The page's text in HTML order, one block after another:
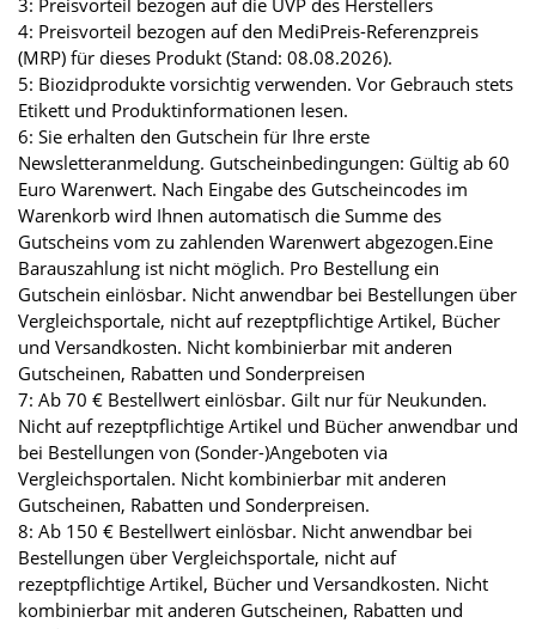
3: Preisvorteil bezogen auf die UVP des Herstellers
4: Preisvorteil bezogen auf den MediPreis-Referenzpreis
(MRP) für dieses Produkt (Stand: 08.08.2026).
5: Biozidprodukte vorsichtig verwenden. Vor Gebrauch stets
Etikett und Produktinformationen lesen.
6: Sie erhalten den Gutschein für Ihre erste
Newsletteranmeldung. Gutscheinbedingungen: Gültig ab 60
Euro Warenwert. Nach Eingabe des Gutscheincodes im
Warenkorb wird Ihnen automatisch die Summe des
Gutscheins vom zu zahlenden Warenwert abgezogen.Eine
Barauszahlung ist nicht möglich. Pro Bestellung ein
Gutschein einlösbar. Nicht anwendbar bei Bestellungen über
Vergleichsportale, nicht auf rezeptpflichtige Artikel, Bücher
und Versandkosten. Nicht kombinierbar mit anderen
Gutscheinen, Rabatten und Sonderpreisen
7: Ab 70 € Bestellwert einlösbar. Gilt nur für Neukunden.
Nicht auf rezeptpflichtige Artikel und Bücher anwendbar und
bei Bestellungen von (Sonder-)Angeboten via
Vergleichsportalen. Nicht kombinierbar mit anderen
Gutscheinen, Rabatten und Sonderpreisen.
8: Ab 150 € Bestellwert einlösbar. Nicht anwendbar bei
Bestellungen über Vergleichsportale, nicht auf
rezeptpflichtige Artikel, Bücher und Versandkosten. Nicht
kombinierbar mit anderen Gutscheinen, Rabatten und